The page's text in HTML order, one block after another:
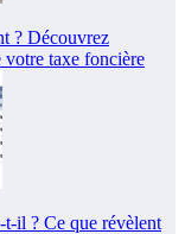
? Découvrez
votre taxe foncière
t-il ? Ce que révèlent